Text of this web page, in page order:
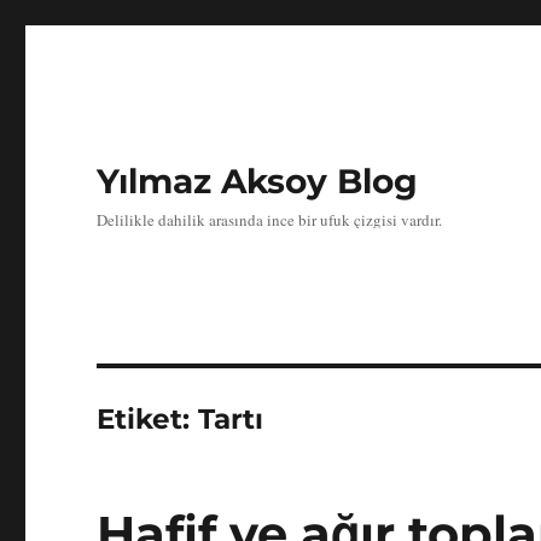
Yılmaz Aksoy Blog
Delilikle dahilik arasında ince bir ufuk çizgisi vardır.
Etiket:Tartı